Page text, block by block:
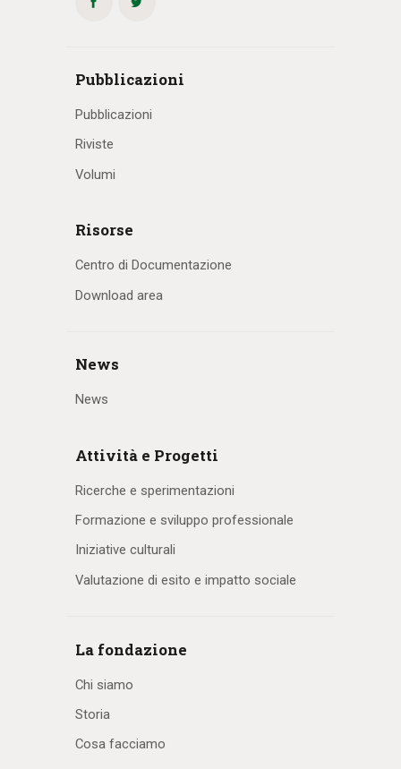
Pubblicazioni
Pubblicazioni
Riviste
Volumi
Risorse
Centro di Documentazione
Download area
News
News
Attività e Progetti
Ricerche e sperimentazioni
Formazione e sviluppo professionale
Iniziative culturali
Valutazione di esito e impatto sociale
La fondazione
Chi siamo
Storia
Cosa facciamo